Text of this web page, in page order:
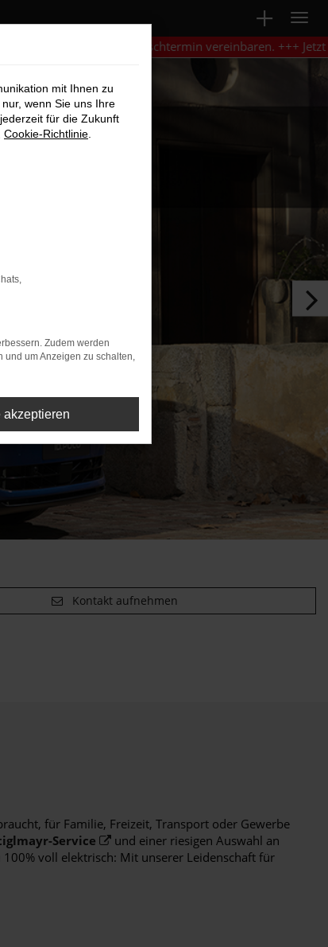
vereinbaren. +++ Jetzt Servicetermin online
Kontakt aufnehmen
für Familie, Freizeit, Transport oder Gewerbe
Service
und einer riesigen Auswahl an
voll elektrisch: Mit unserer Leidenschaft für
mit Ihnen zu
wenn Sie uns Ihre
für die Zukunft
Cookie-Richtlinie
Zudem werden
und um Anzeigen zu schalten,
akzeptieren